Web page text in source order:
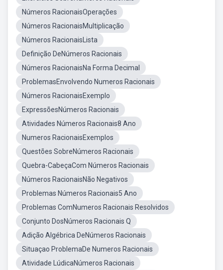
Números RacionaisOperações
Números RacionaisMultiplicação
Números RacionaisLista
Definição DeNúmeros Racionais
Números RacionaisNa Forma Decimal
ProblemasEnvolvendo Numeros Racionais
Números RacionaisExemplo
ExpressõesNúmeros Racionais
Atividades Números Racionais8 Ano
Numeros RacionaisExemplos
Questões SobreNúmeros Racionais
Quebra-CabeçaCom Números Racionais
Números RacionaisNão Negativos
Problemas Números Racionais5 Ano
Problemas ComNumeros Racionais Resolvidos
Conjunto DosNúmeros Racionais Q
Adição Algébrica DeNúmeros Racionais
Situaçao ProblemaDe Numeros Racionais
Atividade LúdicaNúmeros Racionais